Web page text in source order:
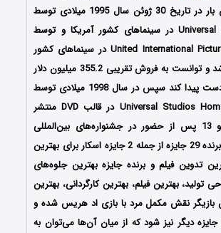
شده است، اولین بار در تاریخ 30 ژوئن سال 1995 میلادی توسط
کمپانی Universal Pictures در سینماهای کشور آمریکا و توسط
کمپانی United International Pictures (UIP) در سینماهای کشور
انگلستان اکران شد و توانست به فروش تقریبی 355.2 میلیون دلار
در گیشه جهانی دست پیدا کند سپس در سال 1998 میلادی توسط
کمپانی Universal Studios Home Video در قالب DVD منتشر
گردید؛ فیلم آپولو 13 پس از حضور در جشنواره‌های بین‌المللی
متعدد موفق شد برنده 29 جایزه از جمله 2 جایزه اسکار برای بهترین
تدوین فیلم و برنده جایزه بهترین جلوه‌های
تولید، بهترین فیلم، بهترین کارگردانی، بهترین
بازیگر نقش مکمل مرد با بازی اد هریس شده و
نامزد دریافت 59 جایزه دیگر نیز شود که از میان آن‌ها می‌توان به